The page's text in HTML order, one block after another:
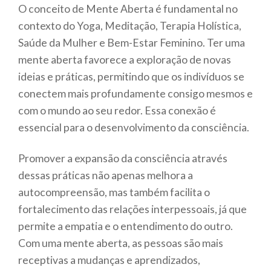
O conceito de Mente Aberta é fundamental no
contexto do Yoga, Meditação, Terapia Holística,
Saúde da Mulher e Bem-Estar Feminino. Ter uma
mente aberta favorece a exploração de novas
ideias e práticas, permitindo que os indivíduos se
conectem mais profundamente consigo mesmos e
com o mundo ao seu redor. Essa conexão é
essencial para o desenvolvimento da consciência.
Promover a expansão da consciência através
dessas práticas não apenas melhora a
autocompreensão, mas também facilita o
fortalecimento das relações interpessoais, já que
permite a empatia e o entendimento do outro.
Com uma mente aberta, as pessoas são mais
receptivas a mudanças e aprendizados,